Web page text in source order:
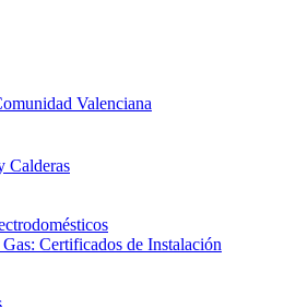
Valenciana
Calderas
Certificados de Instalación